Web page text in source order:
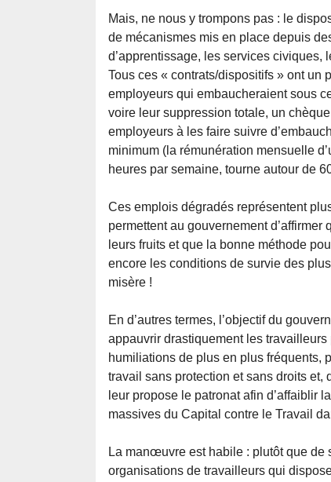
Mais, ne nous y trompons pas : le
de mécanismes mis en place depuis
d’apprentissage, les services civiques,
Tous ces « contrats/dispositifs » ont un
employeurs qui embaucheraient sous
voire leur suppression totale, un
employeurs à les faire suivre
minimum (la rémunération mensuelle
heures par semaine, tourne autour de
Ces emplois dégradés représentent
permettent au gouvernement
leurs fruits et que la bonne méthode
encore les conditions de survie des
misère !
En d’autres termes, l’objectif du
appauvrir drastiquement les
humiliations de plus en plus fréquents,
travail sans protection et sans droits et,
leur propose le patronat afin d’affaiblir
massives du Capital contre le Travail
La manœuvre est habile : plutôt que de
organisations de travailleurs qui